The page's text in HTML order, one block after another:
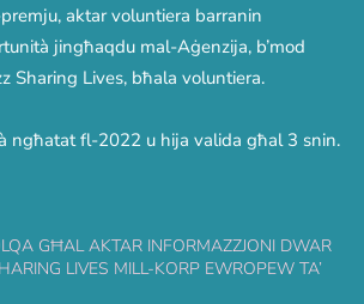
aktar voluntiera barranin
jingħaqdu mal-Aġenzija, b’mod
Sharing Lives, bħala voluntiera.
ngħatat fl-2022 u hija valida għal 3 snin.
GĦAL AKTAR INFORMAZZJONI DWAR
LIVES MILL-KORP EWROPEW TA’